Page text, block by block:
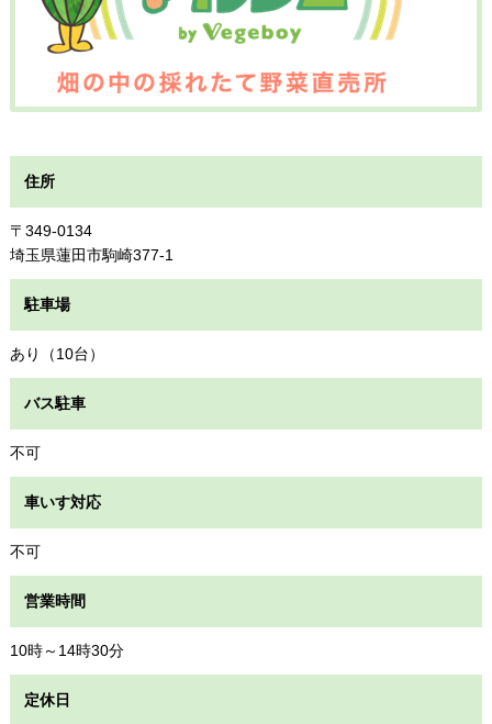
住所
〒349-0134
埼玉県蓮田市駒崎377-1
駐車場
あり（10台）
バス駐車
不可
車いす対応
不可
営業時間
10時～14時30分
定休日